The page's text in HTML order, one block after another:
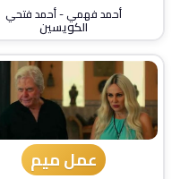
أحمد فهمي-أحمد فتحي
الكويسين
عمل ميم